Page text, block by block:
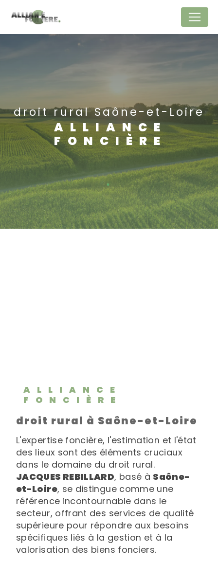
droit rural Saône-et-Loire
ALLIANCE
FONCIÈRE
ALLIANCE
FONCIÈRE
droit rural à Saône-et-Loire
L'expertise foncière, l'estimation et l'état
des lieux sont des éléments cruciaux
dans le domaine du droit rural.
JACQUES REBILLARD, basé à Saône-
et-Loire, se distingue comme une
référence incontournable dans le
secteur, offrant des services de qualité
supérieure pour répondre aux besoins
spécifiques liés à la gestion et à la
valorisation des biens fonciers.